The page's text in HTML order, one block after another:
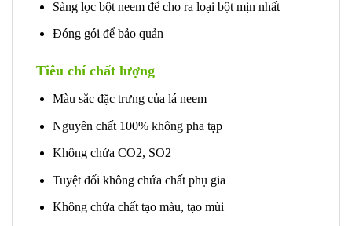
Sàng lọc bột neem để cho ra loại bột mịn nhất
Đóng gói để bảo quản
Tiêu chí chất lượng
Màu sắc đặc trưng của lá neem
Nguyên chất 100% không pha tạp
Không chứa CO2, SO2
Tuyệt đối không chứa chất phụ gia
Không chứa chất tạo màu, tạo mùi